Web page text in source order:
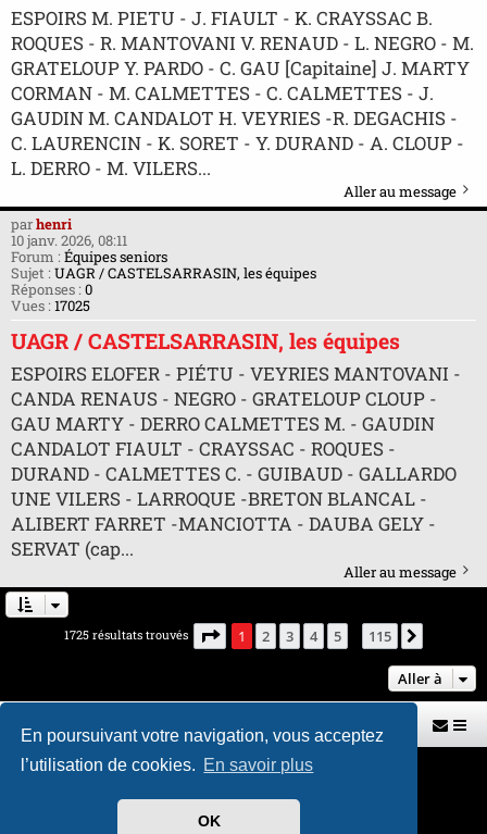
En poursuivant votre navigation, vous acceptez
l’utilisation de cookies. En savoir plus
OK
ESPOIRS M. PIETU - J. FIAULT - K. CRAYSSAC B.
ROQUES - R. MANTOVANI V. RENAUD - L. NEGRO - M.
GRATELOUP Y. PARDO - C. GAU [Capitaine] J. MARTY
CORMAN - M. CALMETTES - C. CALMETTES - J.
GAUDIN M. CANDALOT H. VEYRIES -R. DEGACHIS -
C. LAURENCIN - K. SORET - Y. DURAND - A. CLOUP -
L. DERRO - M. VILERS...
Aller au message
parhenri
10 janv. 2026, 08:11
Forum : Équipes seniors
Sujet : UAGR / CASTELSARRASIN, les équipes
Réponses : 0
Vues : 17025
UAGR / CASTELSARRASIN, les équipes
ESPOIRS ELOFER - PIÉTU - VEYRIES MANTOVANI -
CANDA RENAUS - NEGRO - GRATELOUP CLOUP -
GAU MARTY - DERRO CALMETTES M. - GAUDIN
CANDALOT FIAULT - CRAYSSAC - ROQUES -
DURAND - CALMETTES C. - GUIBAUD - GALLARDO
UNE VILERS - LARROQUE -BRETON BLANCAL -
ALIBERT FARRET -MANCIOTTA - DAUBA GELY -
SERVAT (cap...
Aller au message
1725 résultats trouvés Page 1sur115
1 2 3 4 5 115
Aller à
Retour vers le site U.A.G.R.
Développé parphpBB® Forum Software © phpBB Limited
H. DREUILHE avec l'aide de CABOT
Confidentialité